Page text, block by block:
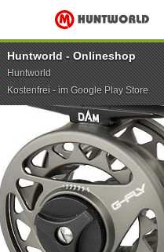
...
Huntworld - Onlineshop
Huntworld
Kostenfrei - im Google Play Store